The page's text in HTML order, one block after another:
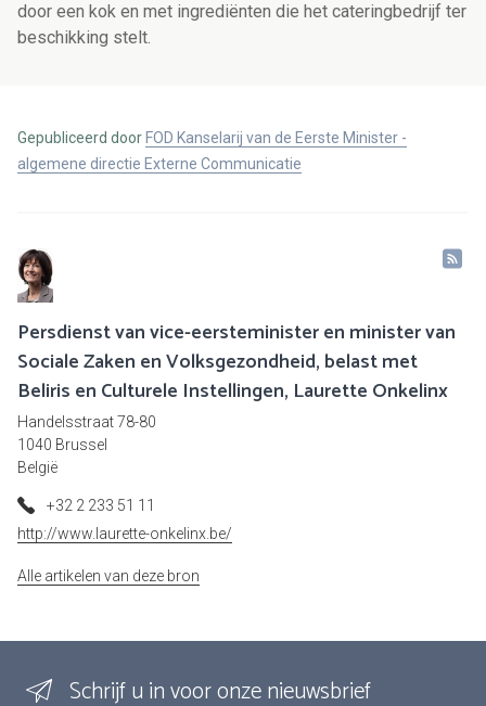
door een kok en met ingrediënten die het cateringbedrijf ter
beschikking stelt.
Gepubliceerd door FOD Kanselarij van de Eerste Minister -
algemene directie Externe Communicatie
Persdienst van vice-eersteminister en minister van
Sociale Zaken en Volksgezondheid, belast met
Beliris en Culturele Instellingen, Laurette Onkelinx
Handelsstraat 78-80
1040 Brussel
België
+32 2 233 51 11
http://www.laurette-onkelinx.be/
Alle artikelen van deze bron
Schrijf u in voor onze nieuwsbrief